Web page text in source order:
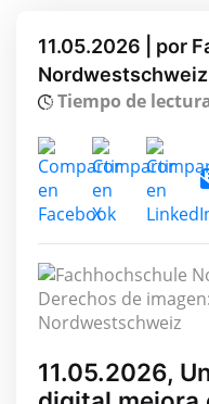
11.05.2026 | por
Nordwestschweiz
Tiempo de
Derechos de
Nordwestschweiz
11.05.2026,